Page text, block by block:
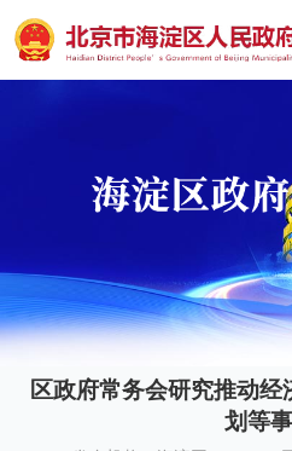
区政府常务会研究推动
划等